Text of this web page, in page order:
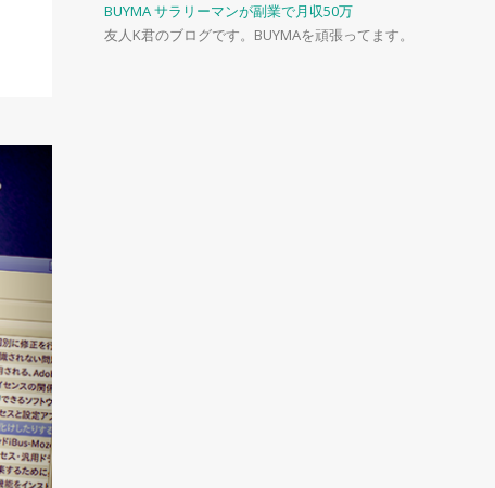
BUYMA サラリーマンが副業で月収50万
友人K君のブログです。BUYMAを頑張ってます。